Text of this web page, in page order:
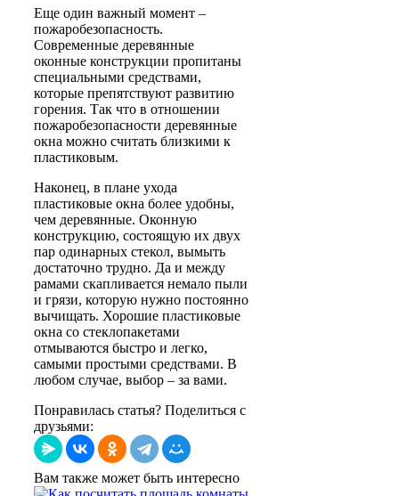
Еще один важный момент –
пожаробезопасность.
Современные деревянные
оконные конструкции пропитаны
специальными средствами,
которые препятствуют развитию
горения. Так что в отношении
пожаробезопасности деревянные
окна можно считать близкими к
пластиковым.
Наконец, в плане ухода
пластиковые окна более удобны,
чем деревянные. Оконную
конструкцию, состоящую их двух
пар одинарных стекол, вымыть
достаточно трудно. Да и между
рамами скапливается немало пыли
и грязи, которую нужно постоянно
вычищать. Хорошие пластиковые
окна со стеклопакетами
отмываются быстро и легко,
самыми простыми средствами. В
любом случае, выбор – за вами.
Понравилась статья? Поделиться с
друзьями:
Вам также может быть интересно